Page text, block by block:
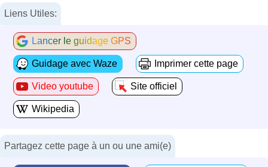
Liens Utiles:
Lancer le guidage GPS
Guidage avec Waze Imprimer cette page
Video youtube Site officiel
Wikipedia
Partagez cette page à un ou une ami(e)